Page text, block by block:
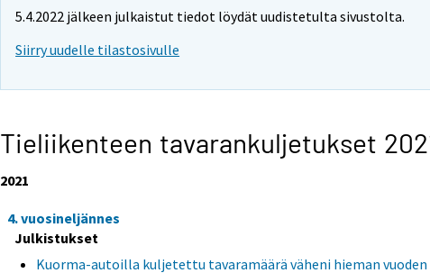
5.4.2022 jälkeen julkaistut tiedot löydät uudistetulta sivustolta.
Siirry uudelle tilastosivulle
Tieliikenteen tavarankuljetukset
2021
4. vuosineljännes
Julkistukset
Kuorma-autoilla kuljetettu tavaramäärä väheni hieman vuoden